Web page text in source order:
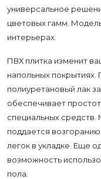
универсальное
цветовых гамм.
интерьерах.
ПВХ плитка изменит
напольных покрытиях.
полиуретановый лак
обеспечивает
специальных средств.
поддается
легок в укладке. Еще
возможность
пола.